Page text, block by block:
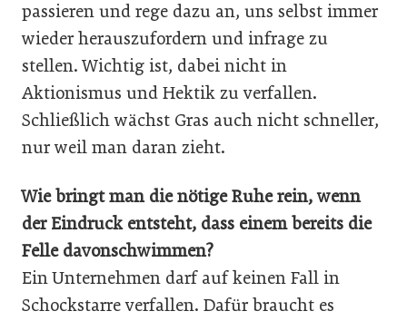
passieren und rege dazu an, uns selbst immer
wieder herauszufordern und infrage zu
stellen. Wichtig ist, dabei nicht in
Aktionismus und Hektik zu verfallen.
Schließlich wächst Gras auch nicht schneller,
nur weil man daran zieht.
Wie bringt man die nötige Ruhe rein, wenn
der Eindruck entsteht, dass einem bereits die
Felle davonschwimmen?
Ein Unternehmen darf auf keinen Fall in
Schockstarre verfallen. Dafür braucht es